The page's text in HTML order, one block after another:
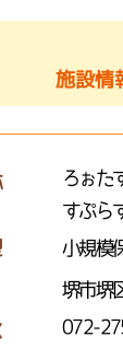
施設情
ろぉた
すぷら
小規模
堺市堺
072-